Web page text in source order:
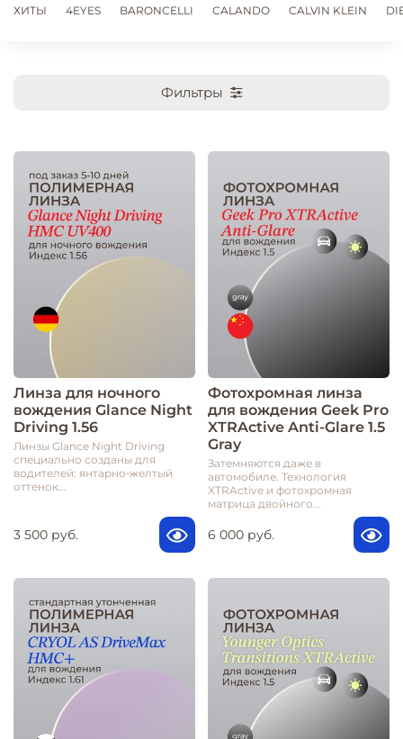
ХИТЫ 4EYES BARONCELLI CALANDO CALVIN KLEIN
Фильтры
Линза для ночного
вождения Glance Night
Driving 1.56
Линзы Glance Night Driving
специально созданы для
водителей: янтарно‑желтый
оттенок...
3 500 руб.
Фотохромная линза
для вождения Geek Pro
XTRActive Anti-Glare 1.5
Gray
Затемняются даже в
автомобиле. Технология
XTRActive и фотохромная
матрица двойного...
6 000 руб.